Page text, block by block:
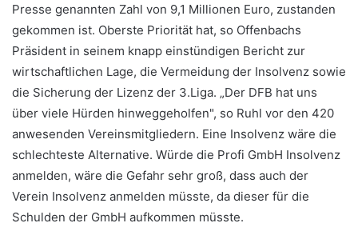
Presse genannten Zahl von 9,1 Millionen Euro, zustanden
gekommen ist. Oberste Priorität hat, so Offenbachs
Präsident in seinem knapp einstündigen Bericht zur
wirtschaftlichen Lage, die Vermeidung der Insolvenz sowie
die Sicherung der Lizenz der 3.Liga. „Der DFB hat uns
über viele Hürden hinweggeholfen", so Ruhl vor den 420
anwesenden Vereinsmitgliedern. Eine Insolvenz wäre die
schlechteste Alternative. Würde die Profi GmbH Insolvenz
anmelden, wäre die Gefahr sehr groß, dass auch der
Verein Insolvenz anmelden müsste, da dieser für die
Schulden der GmbH aufkommen müsste.